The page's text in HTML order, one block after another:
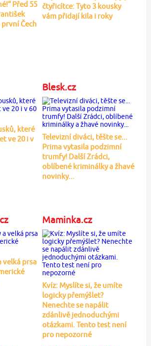
Před 55
Čech
čtyřicítce: Tyto 3 kousky
vám přidají kila i roky
které
ve 20 i v
Blesk.cz
Televizní diváci, těšte se...
Prima vytasila podzimní
trumfy! Další Zrádci,
oblíbené kriminálky a žhavé
novinky...
velká prsa
Maminka.cz
Kvíz: Myslíte si, že umíte
logicky přemýšlet?
Nenechte se napálit
zdánlivě jednoduchými
otázkami. Tento test není
pro nepozorné